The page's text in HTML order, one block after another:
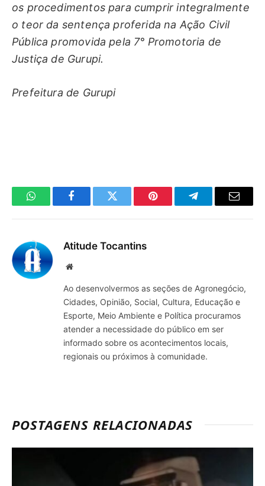
os procedimentos para cumprir integralmente
o teor da sentença proferida na Ação Civil
Pública promovida pela 7° Promotoria de
Justiça de Gurupi.
Prefeitura de Gurupi
WhatsAppFacebookTwitter Pinterest TelegramaE-
Atitude Tocantins
Site
Ao desenvolvermos as seções de Agronegócio,
Cidades, Opinião, Social, Cultura, Educação e
Esporte, Meio Ambiente e Política procuramos
atender a necessidade do público em ser
informado sobre os acontecimentos locais,
regionais ou próximos à comunidade.
POSTAGENS RELACIONADAS